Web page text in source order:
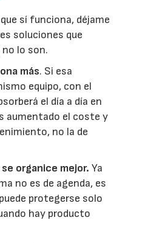
sí funciona, déjame
soluciones que
lo son.
más. Si esa
equipo, con el
el día a día en
aumentado el coste y
no la de
organice mejor. Ya
no es de agenda, es
protegerse solo
hay producto